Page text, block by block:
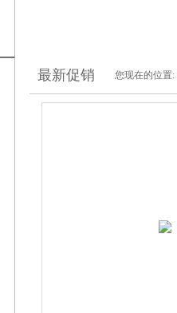
最新促销 您现在的位置: